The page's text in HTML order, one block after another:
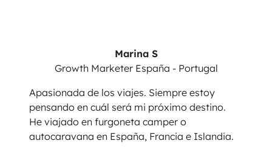
Marina S
Growth Marketer España - Portugal
Apasionada de los viajes. Siempre estoy
pensando en cuál será mi próximo destino.
He viajado en furgoneta camper o
autocaravana en España, Francia e Islandia.